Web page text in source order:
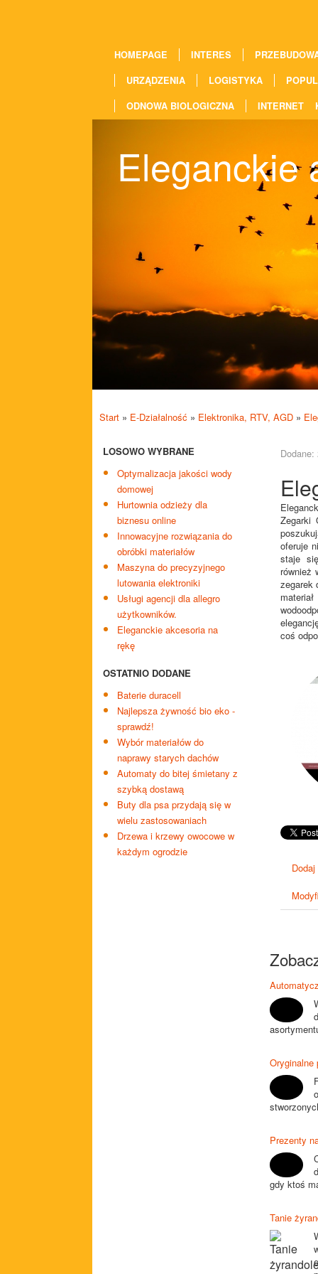
HOMEPAGE INTERES
URZĄDZENIA
LOGISTYKA
ODNOWA BIOLOGICZNA
INTERNET
Eleganckie
Start » E-Działalność » Elektronika, RTV, AGD »
LOSOWO WYBRANE
Optymalizacja jakości wody
domowej
Hurtownia odzieży dla
biznesu online
Innowacyjne rozwiązania do
obróbki materiałów
Maszyna do precyzyjnego
lutowania elektroniki
Usługi agencji dla allegro
użytkowników.
Eleganckie akcesoria na
rękę
OSTATNIO DODANE
Baterie duracell
Najlepsza żywność bio eko -
sprawdź!
Wybór materiałów do
naprawy starych dachów
Automaty do bitej śmietany z
szybką dostawą
Buty dla psa przydają się w
wielu zastosowaniach
Drzewa i krzewy owocowe w
każdym ogrodzie
Dodane:
Zegarki
oferuje
staje
również
zegarek
coś
Oryginalne
Prezenty
gdy ktoś
Tanie